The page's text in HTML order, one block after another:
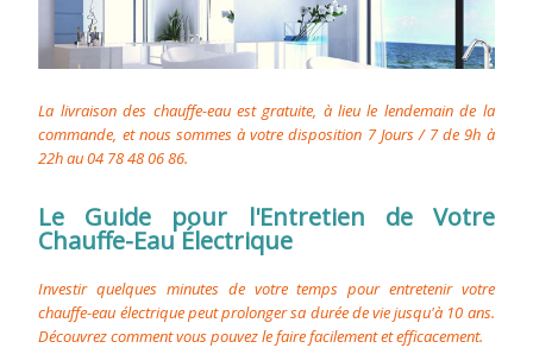
La livraison des chauffe-eau est gratuite, à lieu le lendemain de la
commande, et nous sommes à votre disposition 7 Jours / 7 de 9h à
22h au 04 78 48 06 86.
Le Guide pour l'Entretien de Votre
Chauffe-Eau Électrique
Investir quelques minutes de votre temps pour entretenir votre
chauffe-eau électrique peut prolonger sa durée de vie jusqu'à 10 ans.
Découvrez comment vous pouvez le faire facilement et efficacement.